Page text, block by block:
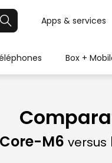
Apps & services
Box +
Core-M6 versus